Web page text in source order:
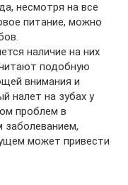
несмотря на все
питание, можно
наличие на них
подобную
внимания и
налет на зубах у
проблем в
заболеванием,
может привести